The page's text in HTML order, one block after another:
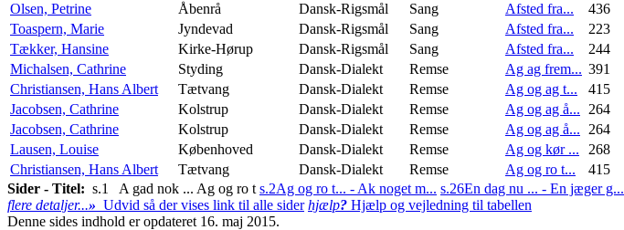
Olsen, Petrine
Åbenrå Dansk-Rigsmål Sang Afsted fra...
436
Toaspern, Marie
Jyndevad Dansk-Rigsmål Sang Afsted fra...
223
Tækker, Hansine
Kirke-Hørup Dansk-Rigsmål Sang Afsted fra...
244
Michalsen, Cathrine
Styding Dansk-Dialekt Remse Ag ag frem... 391
Christiansen, Hans Albert
Tætvang Dansk-Dialekt Remse Ag og ag t...
415
Jacobsen, Cathrine
Kolstrup Dansk-Dialekt Remse Ag og ag å...
264
Jacobsen, Cathrine
Kolstrup Dansk-Dialekt Remse Ag og ag å...
264
Lausen, Louise
Københoved Dansk-Dialekt Remse Ag og kør ...
268
Christiansen, Hans Albert
Tætvang Dansk-Dialekt Remse Ag og ro t...
415
Sider - Titel: s.1 A gad nok ... Ag og ro t s.2Ag og ro t... - Ak noget m... s.26En dag nu ... - En jæger g...
flere detaljer...» Udvid så der vises link til alle sider hjælp? Hjælp og vejledning til tabellen
Denne sides indhold er opdateret 16. maj 2015.